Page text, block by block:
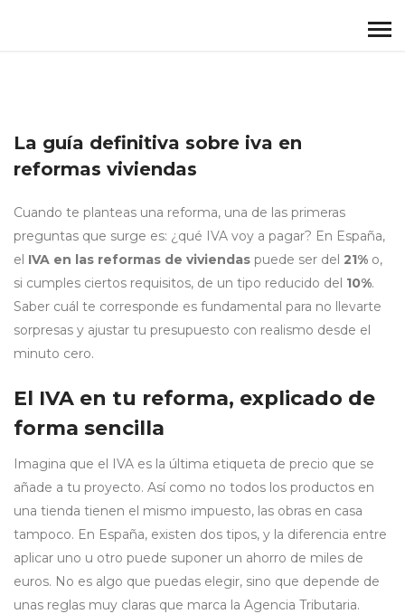
La guía definitiva sobre iva en
reformas viviendas
Cuando te planteas una reforma, una de las primeras
preguntas que surge es: ¿qué IVA voy a pagar? En España,
el IVA en las reformas de viviendas puede ser del 21% o,
si cumples ciertos requisitos, de un tipo reducido del 10%.
Saber cuál te corresponde es fundamental para no llevarte
sorpresas y ajustar tu presupuesto con realismo desde el
minuto cero.
El IVA en tu reforma, explicado de
forma sencilla
Imagina que el IVA es la última etiqueta de precio que se
añade a tu proyecto. Así como no todos los productos en
una tienda tienen el mismo impuesto, las obras en casa
tampoco. En España, existen dos tipos, y la diferencia entre
aplicar uno u otro puede suponer un ahorro de miles de
euros. No es algo que puedas elegir, sino que depende de
unas reglas muy claras que marca la Agencia Tributaria.